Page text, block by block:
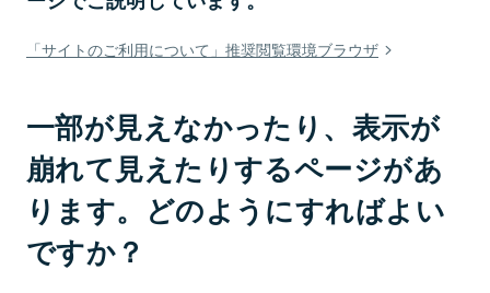
「サイトのご利用について」推奨閲覧環境ブラウザ
一部が見えなかったり、表示が
崩れて見えたりするページがあ
ります。どのようにすればよい
ですか？